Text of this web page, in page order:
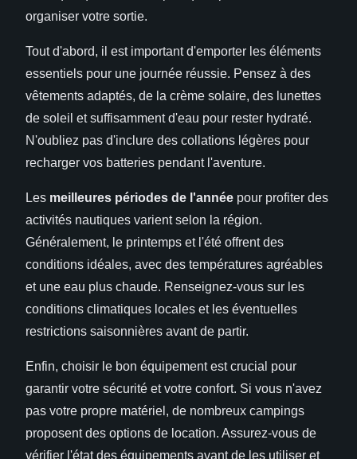
organiser votre sortie.
Tout d'abord, il est important d'emporter les éléments
essentiels pour une journée réussie. Pensez à des
vêtements adaptés, de la crème solaire, des lunettes
de soleil et suffisamment d'eau pour rester hydraté.
N'oubliez pas d'inclure des collations légères pour
recharger vos batteries pendant l'aventure.
Les meilleures périodes de l'année pour profiter des
activités nautiques varient selon la région.
Généralement, le printemps et l'été offrent des
conditions idéales, avec des températures agréables
et une eau plus chaude. Renseignez-vous sur les
conditions climatiques locales et les éventuelles
restrictions saisonnières avant de partir.
Enfin, choisir le bon équipement est crucial pour
garantir votre sécurité et votre confort. Si vous n'avez
pas votre propre matériel, de nombreux campings
proposent des options de location. Assurez-vous de
vérifier l'état des équipements avant de les utiliser et